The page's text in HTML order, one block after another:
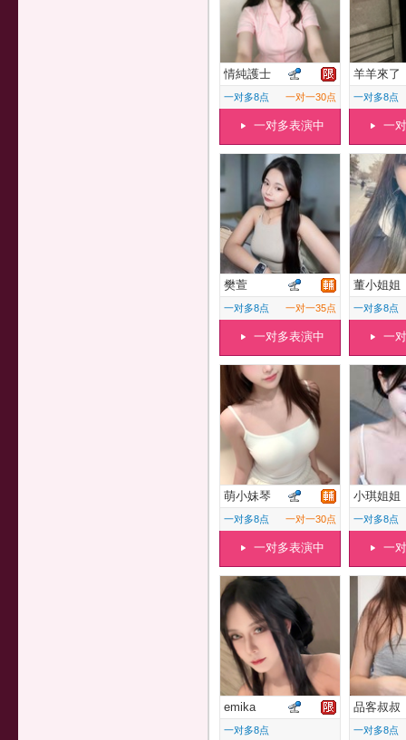
情純護士
一对多8点 一对一30点
一对多表演中
羊羊來了
一对多8点
一
樊萱
一对多8点 一对一35点
一对多表演中
董小姐姐
一对多8点
一
萌小妹琴
一对多8点 一对一30点
一对多表演中
小琪姐姐
一对多8点
一
emika
一对多8点
品客叔叔
一对多8点